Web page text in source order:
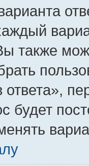
также
будет